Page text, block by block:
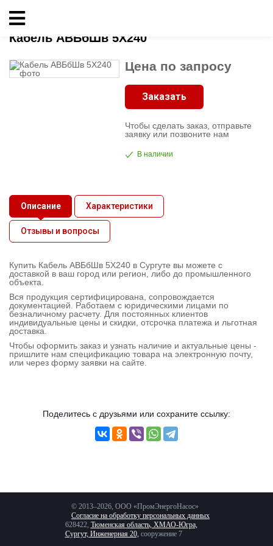
Кабельно-
проводниковая
продукция
Освещение
Контактная
информация
Главная
Кабель АВБбШв 5X240
Цена по запросу
Заказать
Чтобы сделать заказ, отправьте
заявку или позвоните нам
В наличии
Описание Характеристики
Отзывы и вопросы
Купить Кабель АВБбШв 5X240 в Сургуте вы можете с
доставкой в ваш город или регион, либо до промышленного
объекта.
Вся продукция сертифицирована, сопровождается
документацией. Работаем с юридическими лицами по
безналичному расчету. Для постоянных клиентов
индивидуальные цены и скидки, отсрочка платежа и льготная
доставка.
Чтобы оформить заказ и узнать наличие и актуальные цены -
пришлите нам спецификацию товара на электронную почту,
или через форму заявки на сайте.
Поделитесь с друзьями или сохраните ссылку:
© 2013–2026, ООО «ПромЭнергоНасос»
Согласие на обработку персональных данных
628422, Тюменская область, ХМАО-Югра,
Сургут, Инженерная 20,сооружение 7